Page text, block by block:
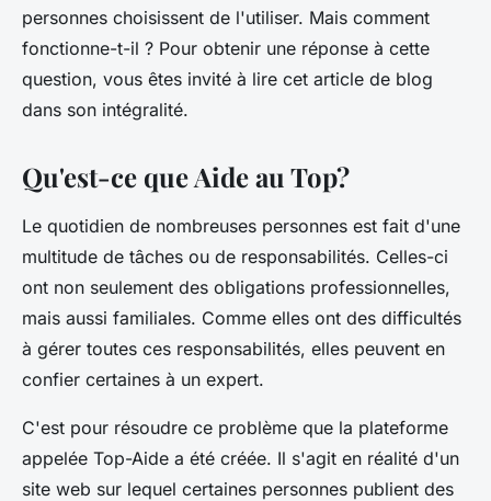
personnes choisissent de l'utiliser. Mais comment
fonctionne-t-il ? Pour obtenir une réponse à cette
question, vous êtes invité à lire cet article de blog
dans son intégralité.
Qu'est-ce que Aide au Top?
Le quotidien de nombreuses personnes est fait d'une
multitude de tâches ou de responsabilités. Celles-ci
ont non seulement des obligations professionnelles,
mais aussi familiales. Comme elles ont des difficultés
à gérer toutes ces responsabilités, elles peuvent en
confier certaines à un expert.
C'est pour résoudre ce problème que la plateforme
appelée Top-Aide a été créée. Il s'agit en réalité d'un
site web sur lequel certaines personnes publient des